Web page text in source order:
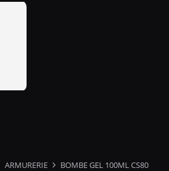
ARMURERIE
BOMBE GEL 100ML CS80